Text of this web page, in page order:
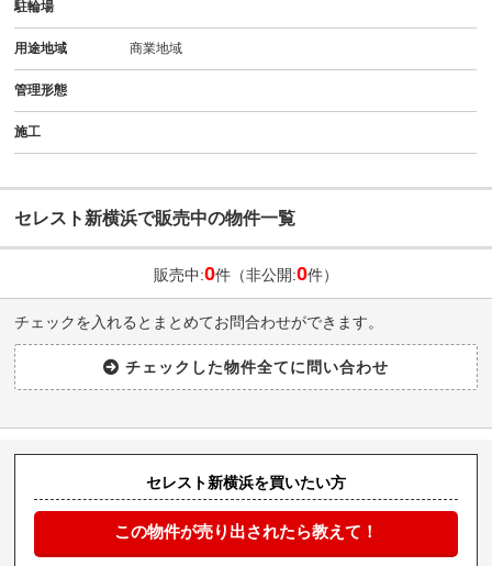
駐輪場
用途地域 商業地域
管理形態
施工
セレスト新横浜で販売中の物件一覧
販売中:0件（非公開:0件）
チェックを入れるとまとめてお問合わせができます。
セレスト新横浜を買いたい方
この物件が売り出されたら教えて！